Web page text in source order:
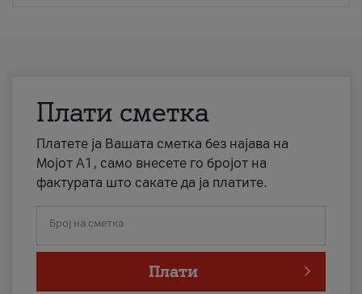
Плати сметка
Платете ја Вашата сметка без најава на
Мојот А1, само внесете го бројот на
фактурата што сакате да ја платите.
Број на сметка
Плати